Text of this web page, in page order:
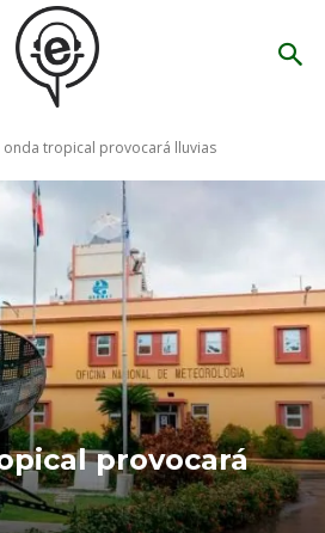
onda tropical provocará lluvias
provocará